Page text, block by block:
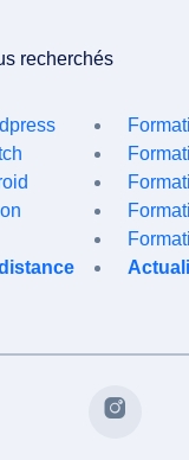
recherchés